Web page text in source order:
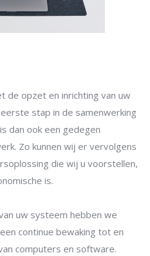
de opzet en inrichting van uw
stap in de samenwerking
dan ook een gedegen
Zo kunnen wij er vervolgens
die wij u voorstellen,
is.
uw systeem hebben we
continue bewaking tot en
computers en software.